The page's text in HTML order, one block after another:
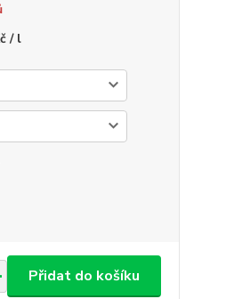
/ l
Přidat do košíku